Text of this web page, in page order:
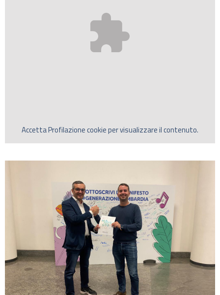
AccettaProfilazionecookie per visualizzare il contenuto.